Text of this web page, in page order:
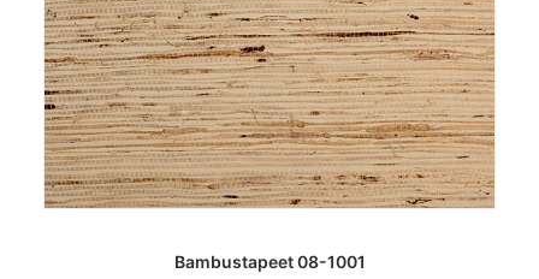
Bambustapeet 08-1001